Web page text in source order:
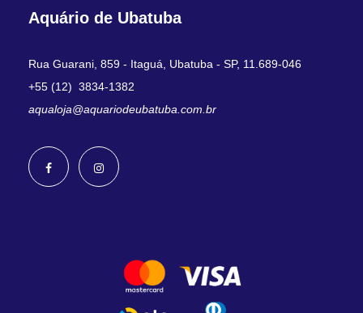
Aquário de Ubatuba
Rua Guarani, 859 - Itaguá, Ubatuba - SP, 11.689-046
+55 (12) 3834-1382
aqualoja@aquariodeubatuba.com.br